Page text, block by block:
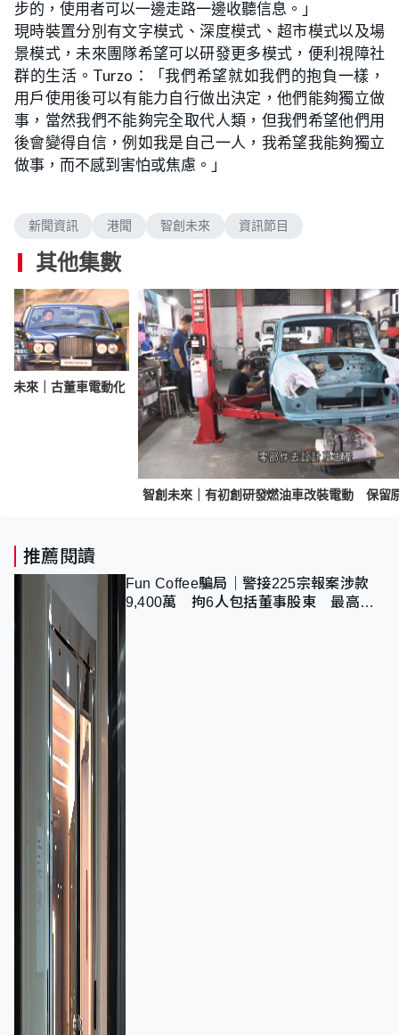
步的，使用者可以一邊走路一邊收聽信息。」
現時裝置分別有文字模式、深度模式、超市模式以及場
景模式，未來團隊希望可以研發更多模式，便利視障社
群的生活。Turzo：「我們希望就如我們的抱負一樣，
用戶使用後可以有能力自行做出決定，他們能夠獨立做
事，當然我們不能夠完全取代人類，但我們希望他們用
後會變得自信，例如我是自己一人，我希望我能夠獨立
做事，而不感到害怕或焦慮。」
新聞資訊 港聞 智創未來 資訊節目
其他集數
未來｜古董車電動化
推薦閱讀
Fun Coffee騙局｜警接225宗報案涉款
9,400萬 拘6人包括董事股東 最高金